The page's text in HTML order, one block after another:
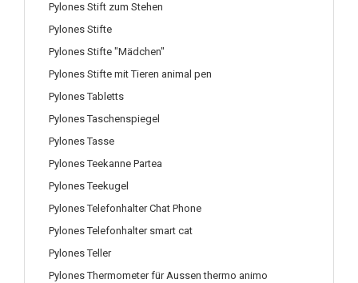
Pylones Stift zum Stehen
Pylones Stifte
Pylones Stifte "Mädchen"
Pylones Stifte mit Tieren animal pen
Pylones Tabletts
Pylones Taschenspiegel
Pylones Tasse
Pylones Teekanne Partea
Pylones Teekugel
Pylones Telefonhalter Chat Phone
Pylones Telefonhalter smart cat
Pylones Teller
Pylones Thermometer für Aussen thermo animo